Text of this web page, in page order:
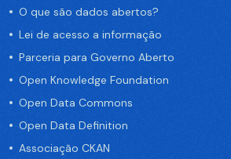
O que são dados abertos?
Lei de acesso a informação
Parceria para Governo Aberto
Open Knowledge Foundation
Open Data Commons
Open Data Definition
Associação CKAN